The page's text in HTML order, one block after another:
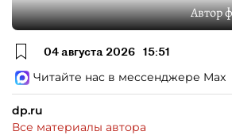
Автор
04 августа 2026 15:51
Читайте нас в мессенджере Max
dp.ru
Все материалы автора